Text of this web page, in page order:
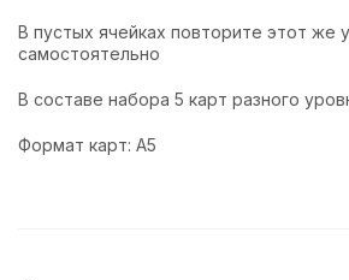
В пустых ячейках повторите этот же
самостоятельно
В составе набора 5 карт разного
Формат карт: А5